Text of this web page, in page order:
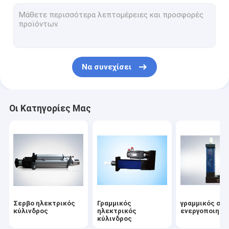
σερβο μηχανή Τύπου
Σερβο ηλεκτρικός Τύπος
Γραμμή συνελεύσεων μηχανών
Να συνεχίσει
Οι Κατηγορίες Μας
Σερβο ηλεκτρικός
κύλινδρος
Γραμμικός
ηλεκτρικός
κύλινδρος
γραμμικός